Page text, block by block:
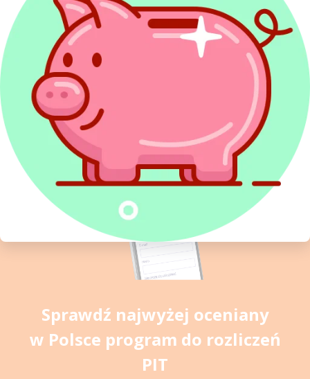
Rozliczenie PIT Wspólnie z małżonkiem
Odliczanie straty w PIT
Redakcja PITax
Opinie
Sprawdź najwyżej oceniany
w Polsce program do rozliczeń
PIT